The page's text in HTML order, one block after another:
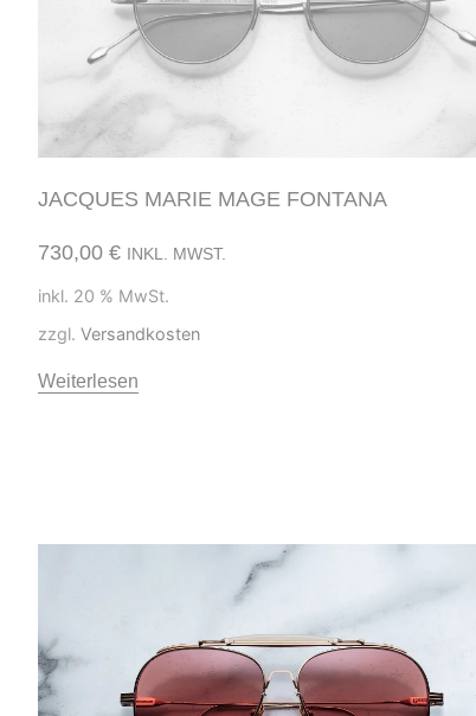
JACQUES MARIE MAGE FONTANA
730,00 € INKL. MWST.
inkl. 20 % MwSt.
zzgl. Versandkosten
Weiterlesen